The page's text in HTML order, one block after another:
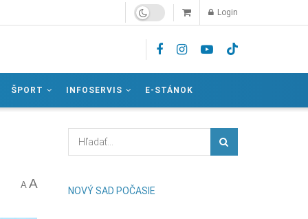
Login
ŠPORT INFOSERVIS E-STÁNOK
A A NOVÝ SAD POČASIE